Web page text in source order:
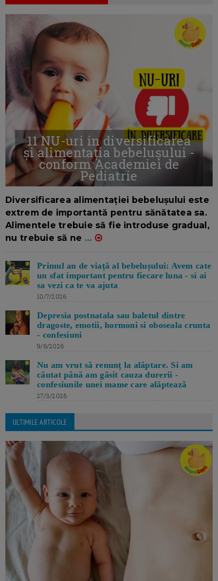
11 NU-uri in diversificarea
și alimentația bebelușului -
conform Academiei de
Pediatrie
Diversificarea alimentației bebelușului este
extrem de importantă pentru sănătatea sa.
Alimentele trebuie să fie introduse gradual,
nu trebuie să ne ...
Primul an de viață al bebelușului: Avem cate
un sfat important pentru fiecare luna - si ai
sa vezi ca te va ajuta
10/7/2026
Depresia postnatala sau baletul dintre
dragoste, emotii, hormoni si oboseala crunta
- confesiuni
9/6/2026
Nu am vrut să renunț la alăptare. Si am
căutat până am găsit cauza durerii -
confesiunile unei mame care alăptează
27/3/2026
ULTIMILE ARTICOLE